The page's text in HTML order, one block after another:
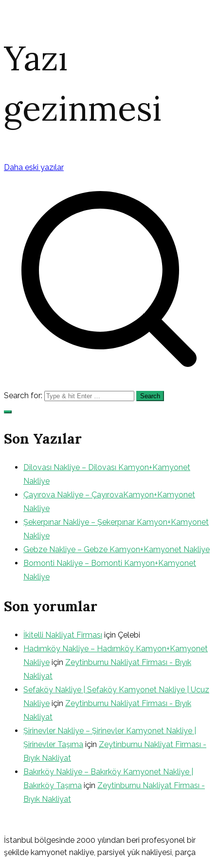
Yazı
gezinmesi
Daha eski yazılar
Search for:
Son Yazılar
Dilovası Nakliye – Dilovası Kamyon+Kamyonet
Nakliye
Çayırova Nakliye – ÇayırovaKamyon+Kamyonet
Nakliye
Şekerpınar Nakliye – Şekerpınar Kamyon+Kamyonet
Nakliye
Gebze Nakliye – Gebze Kamyon+Kamyonet Nakliye
Bomonti Nakliye – Bomonti Kamyon+Kamyonet
Nakliye
Son yorumlar
İkitelli Nakliyat Firması için Çelebi
Hadımköy Nakliye – Hadımköy Kamyon+Kamyonet
Nakliye için Zeytinburnu Nakliyat Firması - Bıyık
Nakliyat
Sefaköy Nakliye | Sefaköy Kamyonet Nakliye | Ucuz
Nakliye için Zeytinburnu Nakliyat Firması - Bıyık
Nakliyat
Şirinevler Nakliye – Şirinevler Kamyonet Nakliye |
Şirinevler Taşıma için Zeytinburnu Nakliyat Firması -
Bıyık Nakliyat
Bakırköy Nakliye – Bakırköy Kamyonet Nakliye |
Bakırköy Taşıma için Zeytinburnu Nakliyat Firması -
Bıyık Nakliyat
İstanbul bölgesinde 2000 yılından beri profesyonel bir
şekilde kamyonet nakliye, parsiyel yük nakliyesi, parça